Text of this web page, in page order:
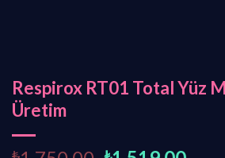
Respirox RT01 Total Yüz
Üretim